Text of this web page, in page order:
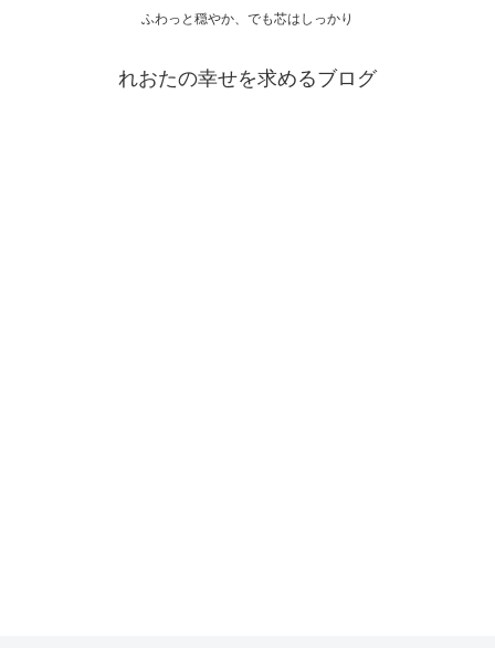
ふわっと穏やか、でも芯はしっかり
れおたの幸せを求めるブログ